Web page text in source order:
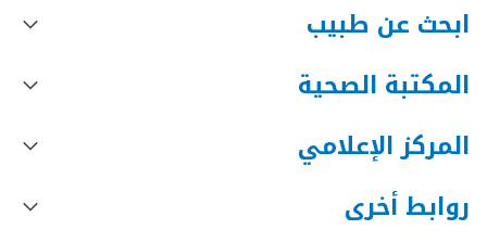
ابحث عن طبيب
المكتبة الصحية
المركز الإعلامي
روابط أخرى